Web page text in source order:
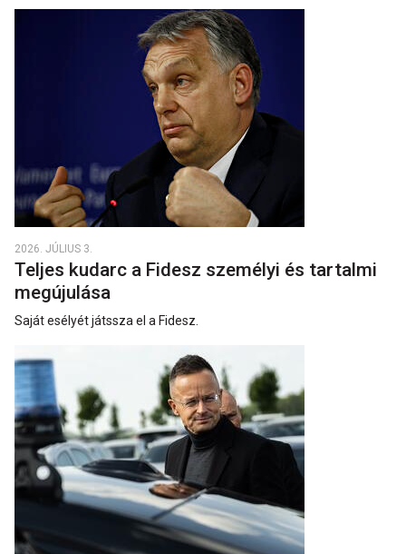
2026. JÚLIUS 3.
Teljes kudarc a Fidesz személyi és tartalmi
megújulása
Saját esélyét játssza el a Fidesz.